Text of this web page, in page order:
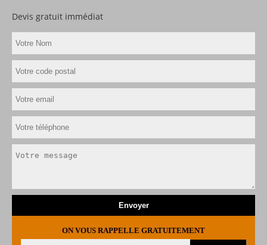
Devis gratuit immédiat
ON VOUS RAPPELLE GRATUITEMENT